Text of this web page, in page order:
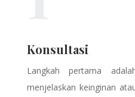
Konsultasi
Langkah pertama
menjelaskan keinginan